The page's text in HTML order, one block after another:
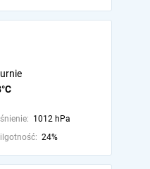
1012 hPa
24%